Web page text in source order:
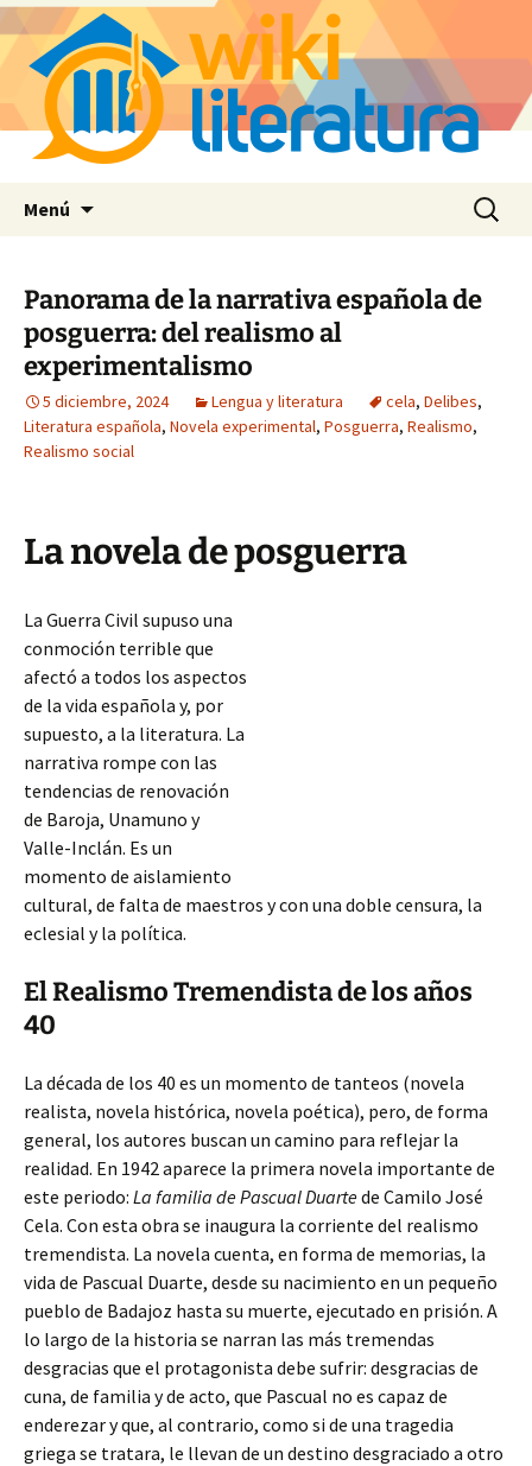
Menú Buscar:
Panorama de la narrativa española de
posguerra: del realismo al
experimentalismo
5 diciembre, 2024 Lengua y literatura cela, Delibes,
Literatura española, Novela experimental, Posguerra, Realismo,
Realismo social
La novela de posguerra
La Guerra Civil supuso una
conmoción terrible que
afectó a todos los aspectos
de la vida española y, por
supuesto, a la literatura. La
narrativa rompe con las
tendencias de renovación
de Baroja, Unamuno y
Valle-Inclán. Es un
momento de aislamiento
cultural, de falta de maestros y con una doble censura, la
eclesial y la política.
El Realismo Tremendista de los años
40
La década de los 40 es un momento de tanteos (novela
realista, novela histórica, novela poética), pero, de forma
general, los autores buscan un camino para reflejar la
realidad. En 1942 aparece la primera novela importante de
este periodo: La familia de Pascual Duartede Camilo José
Cela. Con esta obra se inaugura la corriente del realismo
tremendista. La novela cuenta, en forma de memorias, la
vida de Pascual Duarte, desde su nacimiento en un pequeño
pueblo de Badajoz hasta su muerte, ejecutado en prisión. A
lo largo de la historia se narran las más tremendas
desgracias que el protagonista debe sufrir: desgracias de
cuna, de familia y de acto, que Pascual no es capaz de
enderezar y que, al contrario, como si de una tragedia
griega se tratara, le llevan de un destino desgraciado a otro